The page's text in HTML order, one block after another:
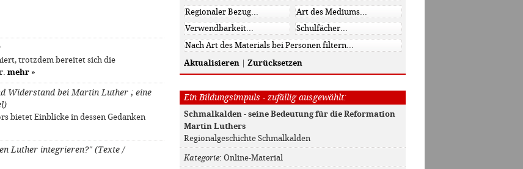
trotzdem bereitet sich die
mehr »
Widerstand bei Martin Luther ; eine
bietet Einblicke in dessen Gedanken
Luther integrieren?" (Texte /
Aktualisieren| Zurücksetzen
Ein Bildungsimpuls - zufällig ausgewählt:
Schmalkalden - seine Bedeutung für die Reformation
Martin Luthers
Regionalgeschichte Schmalkalden
Kategorie: Online-Material